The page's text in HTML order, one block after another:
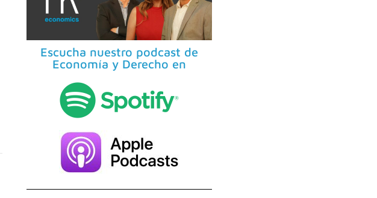
Escucha nuestro podcast de
Economía y Derecho en